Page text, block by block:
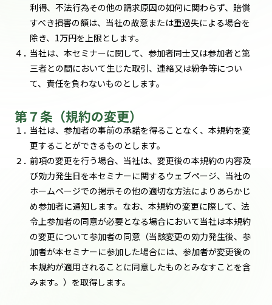
利得、不法行為その他の請求原因の如何に関わらず、賠償
すべき損害の額は、当社の故意または重過失による場合を
除き、1万円を上限とします。
４．当社は、本セミナーに関して、参加者同士又は参加者と第
三者との間において生じた取引、連絡又は紛争等につい
て、責任を負わないものとします。
第７条（規約の変更）
１．当社は、参加者の事前の承諾を得ることなく、本規約を変
更することができるものとします。
２．前項の変更を行う場合、当社は、変更後の本規約の内容及
び効力発生日を本セミナーに関するウェブページ、当社の
ホームページでの掲示その他の適切な方法によりあらかじ
め参加者に通知します。なお、本規約の変更に際して、法
令上参加者の同意が必要となる場合において当社は本規約
の変更について参加者の同意（当該変更の効力発生後、参
加者が本セミナーに参加した場合には、参加者が変更後の
本規約が適用されることに同意したものとみなすことを含
みます。）を取得します。